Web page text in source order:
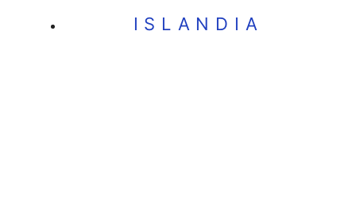
ISLANDIA